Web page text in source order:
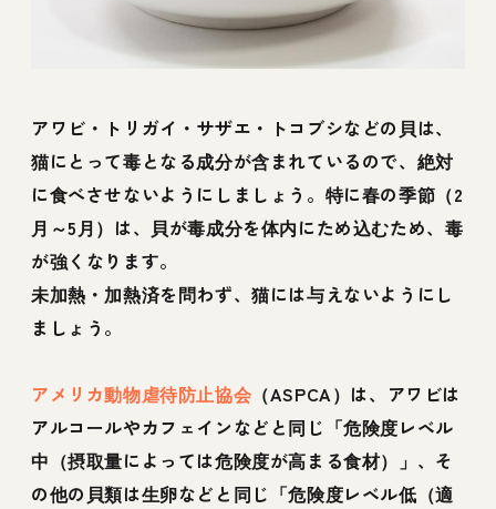
アワビ・トリガイ・サザエ・トコブシなどの貝は、
猫にとって毒となる成分が含まれているので、絶対
に食べさせないようにしましょう。特に春の季節（2
月～5月）は、貝が毒成分を体内にため込むため、毒
が強くなります。
未加熱・加熱済を問わず、猫には与えないようにし
ましょう。
アメリカ動物虐待防止協会 （ASPCA）は、アワビは
アルコールやカフェインなどと同じ「危険度レベル
中（摂取量によっては危険度が高まる食材）」、そ
の他の貝類は生卵などと同じ「危険度レベル低（適